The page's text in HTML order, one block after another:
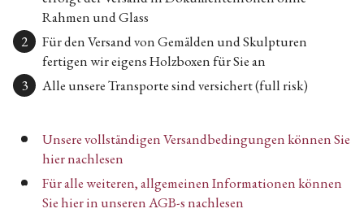
Rahmen und Glass
Für den Versand von Gemälden und Skulpturen
fertigen wir eigens Holzboxen für Sie an
Alle unsere Transporte sind versichert (full risk)
Unsere vollständigen Versandbedingungen können Sie
hier nachlesen
Für alle weiteren, allgemeinen Informationen können
Sie hier in unseren AGB-s nachlesen